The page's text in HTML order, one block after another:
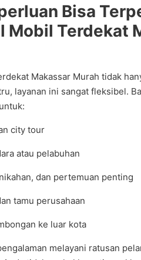
Bisa
Mobil Terdekat
Makassar Murah tidak
layanan ini sangat fleksibel.
city tour
atau pelabuhan
dan pertemuan penting
tamu perusahaan
ke luar kota
melayani ratusan